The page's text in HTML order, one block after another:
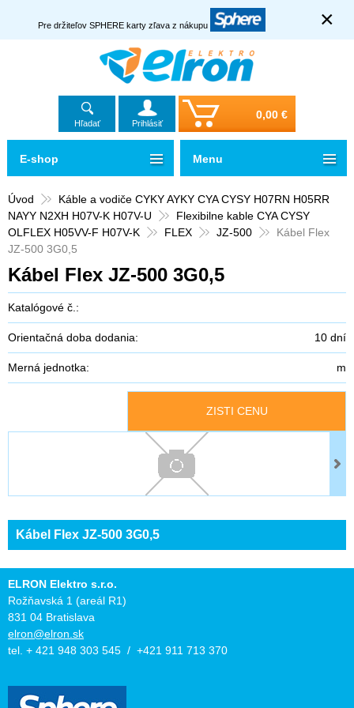
Pre držiteľov SPHERE karty zľava z nákupu ×
Hľadať Prihlásiť
0,00 €
Úvod
Káble a vodiče CYKY AYKY CYA CYSY H07RN H05RR
NAYY N2XH H07V-K H07V-U
Flexibilne kable CYA CYSY
OLFLEX H05VV-F H07V-K
FLEX JZ-500
Kábel Flex
JZ-500 3G0,5
Kábel Flex JZ-500 3G0,5
Katalógové č.:
Orientačná doba dodania: 10 dní
Merná jednotka: m
ZISTI CENU
Kábel Flex JZ-500 3G0,5
E-shop Menu
ELRON Elektro s.r.o.
Rožňavská 1 (areál R1)
831 04 Bratislava
elron@elron.sk
tel. + 421 948 303 545 / +421 911 713 370